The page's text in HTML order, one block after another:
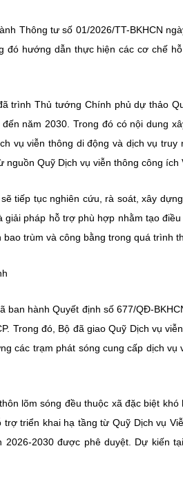
Thông tư số 01/2026/TT-BKHCN
đó hướng dẫn thực hiện các cơ chế
trình Thủ tướng Chính phủ dự thảo
năm 2030. Trong đó có nội dung
vụ viễn thông di động và dịch vụ truy
Quỹ Dịch vụ viễn thông công ích
tiếp tục nghiên cứu, rà soát, xây
pháp hỗ trợ phù hợp nhằm tạo
trùm và công bằng trong quá trình
ban hành Quyết định số 677/QĐ-
Trong đó, Bộ đã giao Quỹ Dịch vụ
các trạm phát sóng cung cấp dịch vụ
lõm sóng đều thuộc xã đặc biệt
triển khai hạ tầng từ Quỹ Dịch vụ
2030 được phê duyệt. Dự kiến